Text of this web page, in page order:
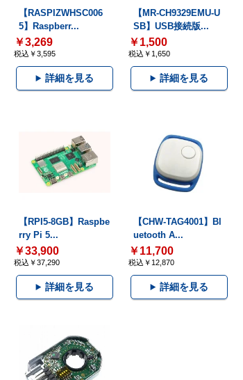
【RASPIZWHSC006
5】Raspberr...
￥3,269
税込￥3,595
詳細を見る
【MR-CH9329EMU-U
SB】USB接続版...
￥1,500
税込￥1,650
詳細を見る
【RPI5-8GB】Raspbe
rry Pi 5...
￥33,900
税込￥37,290
詳細を見る
【CHW-TAG4001】Bl
uetooth A...
￥11,700
税込￥12,870
詳細を見る